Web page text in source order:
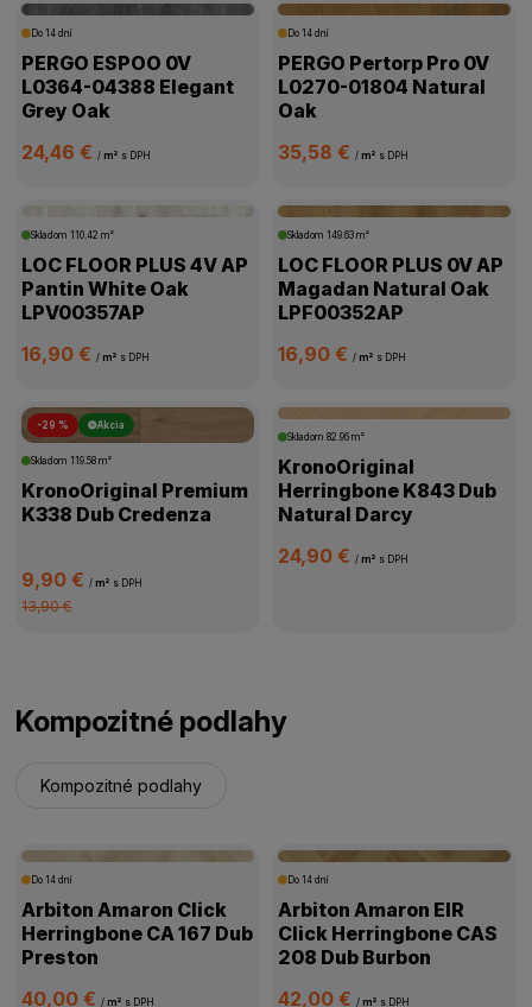
Do 14 dní
PERGO ESPOO 0V
L0364-04388 Elegant
Grey Oak
24,46 €/ m² s DPH
Do 14 dní
PERGO Pertorp Pro 0V
L0270-01804 Natural
Oak
35,58 € / m² s DPH
Skladom110.42 m²
LOC FLOOR PLUS 4V AP
Pantin White Oak
LPV00357AP
16,90 €/ m² s DPH
Skladom 149.63 m²
LOC FLOOR PLUS 0V AP
Magadan Natural Oak
LPF00352AP
16,90 € / m² s DPH
-29 % Akcia
Skladom119.58 m²
KronoOriginal Premium
K338 Dub Credenza
9,90 €/ m² s DPH
13,90 €
Skladom 82.96 m²
KronoOriginal
Herringbone K843 Dub
Natural Darcy
24,90 € / m² s DPH
Kompozitné podlahy
Kompozitné podlahy
Do 14 dní
Arbiton Amaron Click
Herringbone CA 167 Dub
Preston
40,00 €/ m² s DPH
Do 14 dní
Arbiton Amaron EIR
Click Herringbone CAS
208 Dub Burbon
42,00 € / m² s DPH